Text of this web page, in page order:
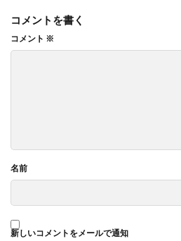
コメントを書く
コメント ※
名前
新しいコメントをメールで通知